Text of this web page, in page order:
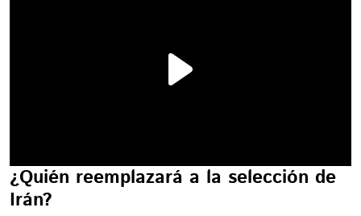
¿Quién reemplazará a la selección de
Irán?